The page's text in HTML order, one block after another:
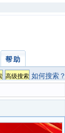
帮助
如何搜索？